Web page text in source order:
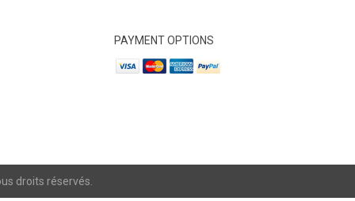
PAYMENT OPTIONS
droits réservés.